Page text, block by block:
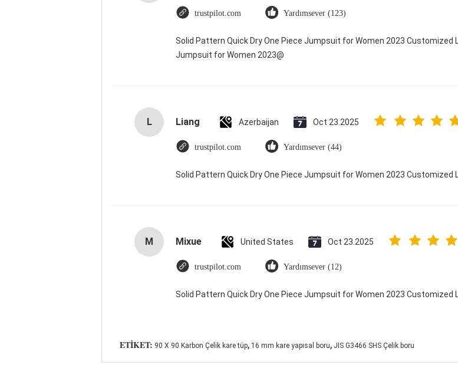
trustpilot.com Yardımsever (123)
Solid Pattern Quick Dry One Piece Jumpsuit for Women 2023 Customized
Jumpsuit for Women 2023@
L Liang Azerbaijan Oct 23.2025
trustpilot.com Yardımsever (44)
Solid Pattern Quick Dry One Piece Jumpsuit for Women 2023 Customized
M Mixue United States Oct 23.2025
trustpilot.com Yardımsever (12)
Solid Pattern Quick Dry One Piece Jumpsuit for Women 2023 Customized
ETIKET: 90 X 90 Karbon Çelik kare tüp, 16 mm kare yapısal boru, JIS G3466 SHS Çelik boru